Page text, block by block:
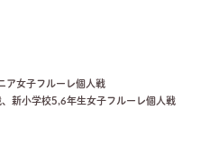
ア女子フルーレ個人戦
新小学校5,6年生女子フルーレ個人戦